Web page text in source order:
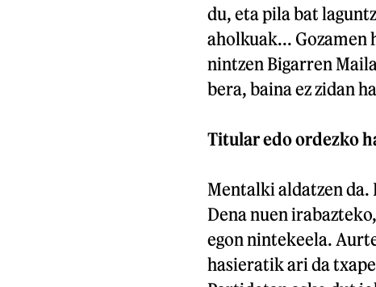
du, eta pila bat
aholkuak... Gozamen
nintzen Bigarren
bera, baina ez zidan
Titular edo ordezko
Mentalki aldatzen da.
Dena nuen
egon nintekeela.
hasieratik ari da